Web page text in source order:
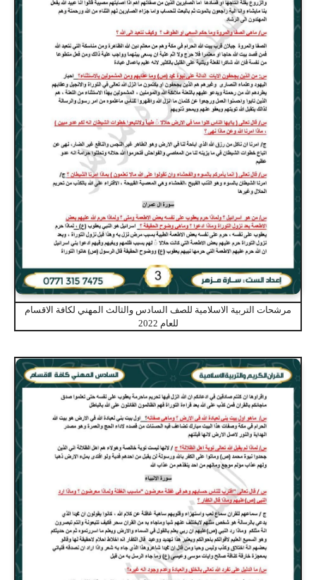
مرشحات التربية الاسلامية للصف السادس والثالث المهني لكافة الاقسام
للعام 2022